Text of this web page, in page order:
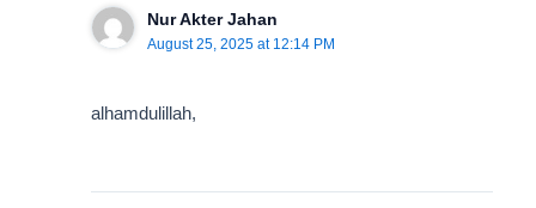
Nur Akter Jahan
August 25, 2025 at 12:14 PM
alhamdulillah,